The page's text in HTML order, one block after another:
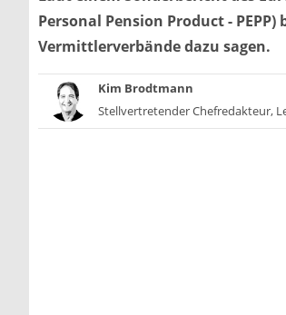
Personal Pension Product -
Vermittlerverbände dazu sagen.
Kim Brodtmann
Stellvertretender Chefredakteur,